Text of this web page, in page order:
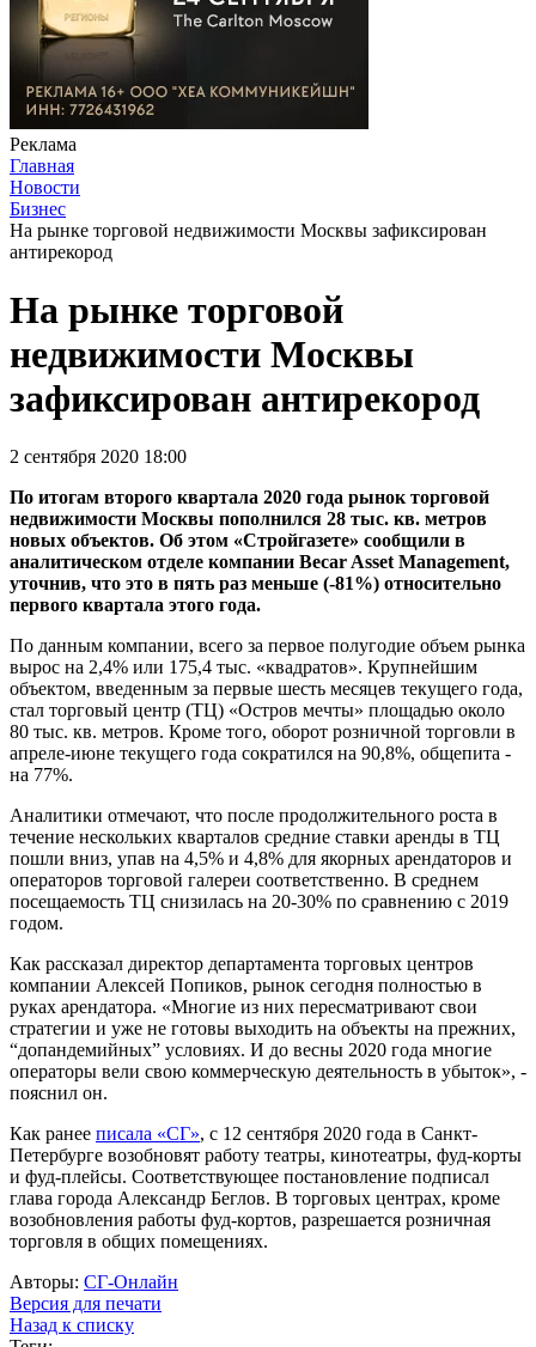
Реклама
Главная
Новости
Бизнес
На рынке торговой недвижимости Москвы зафиксирован
антирекород
На рынке торговой
недвижимости Москвы
зафиксирован антирекород
2 сентября 2020 18:00
По итогам второго квартала 2020 года рынок торговой
недвижимости Москвы пополнился 28 тыс. кв. метров
новых объектов. Об этом «Стройгазете» сообщили в
аналитическом отделе компании Becar Asset Management,
уточнив, что это в пять раз меньше (-81%) относительно
первого квартала этого года.
По данным компании, всего за первое полугодие объем рынка
вырос на 2,4% или 175,4 тыс. «квадратов». Крупнейшим
объектом, введенным за первые шесть месяцев текущего года,
стал торговый центр (ТЦ) «Остров мечты» площадью около
80 тыс. кв. метров. Кроме того, оборот розничной торговли в
апреле-июне текущего года сократился на 90,8%, общепита -
на 77%.
Аналитики отмечают, что после продолжительного роста в
течение нескольких кварталов средние ставки аренды в ТЦ
пошли вниз, упав на 4,5% и 4,8% для якорных арендаторов и
операторов торговой галереи соответственно. В среднем
посещаемость ТЦ снизилась на 20-30% по сравнению с 2019
годом.
Как рассказал директор департамента торговых центров
компании Алексей Попиков, рынок сегодня полностью в
руках арендатора. «Многие из них пересматривают свои
стратегии и уже не готовы выходить на объекты на прежних,
“допандемийных” условиях. И до весны 2020 года многие
операторы вели свою коммерческую деятельность в убыток», -
пояснил он.
Как ранее писала «СГ», с 12 сентября 2020 года в Санкт-
Петербурге возобновят работу театры, кинотеатры, фуд-корты
и фуд-плейсы. Соответствующее постановление подписал
глава города Александр Беглов. В торговых центрах, кроме
возобновления работы фуд-кортов, разрешается розничная
торговля в общих помещениях.
Авторы: СГ-Онлайн
Версия для печати
Назад к списку